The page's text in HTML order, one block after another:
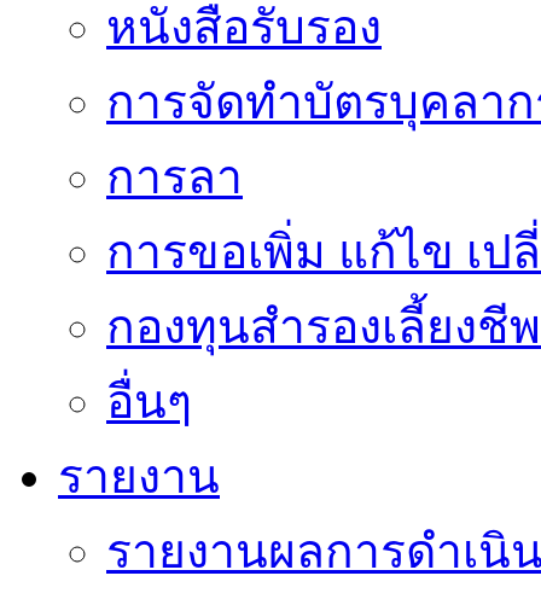
หนังสือรับรอง
การจัดทำบัตรบุคลา
การลา
การขอเพิ่ม แก้ไข เ
กองทุนสำรองเลี้ยงชีพ
อื่นๆ
รายงาน
รายงานผลการดำเนิ